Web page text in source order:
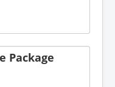
Package